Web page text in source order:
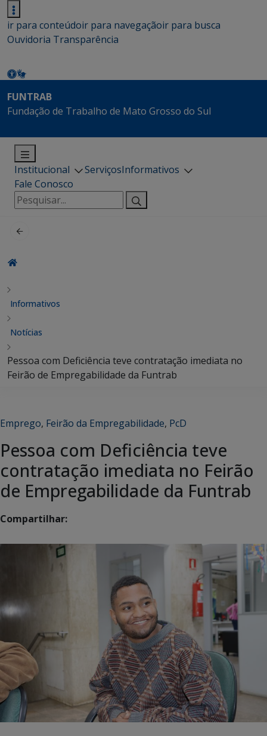
ir para conteúdoir para navegaçãoir para busca
Ouvidoria Transparência
FUNTRAB
Fundação de Trabalho de Mato Grosso do Sul
Institucional ServiçosInformativos
Fale Conosco
Pesquisar
por:
Informativos
Notícias
Pessoa com Deficiência teve contratação imediata no
Feirão de Empregabilidade da Funtrab
Emprego, Feirão da Empregabilidade, PcD
Pessoa com Deficiência teve
contratação imediata no Feirão
de Empregabilidade da Funtrab
Compartilhar: